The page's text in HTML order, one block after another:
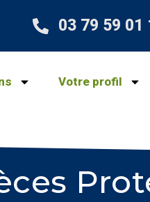
03 79 59 01
Votre profil